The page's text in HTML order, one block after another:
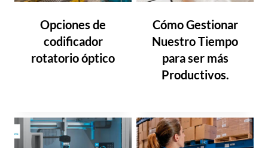
Opciones de
codificador
rotatorio óptico
Cómo Gestionar
Nuestro Tiempo
para ser más
Productivos.